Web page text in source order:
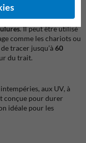
cet aérosol permet
. Il peut être utilisé
comme les chariots ou
tracer jusqu’à 60
du trait.
aux UV, à
conçue pour durer
idéale pour les